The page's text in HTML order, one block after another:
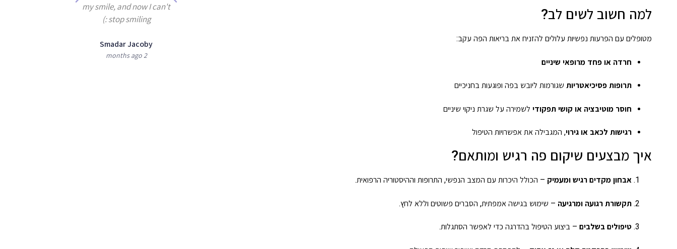
למה חשוב לשים לב?
מטופלים עם הפרעות נפשיות עלולים להזניח את בריאות הפה עקב:
חרדה או פחד מרופאי שיניים
תרופות פסיכיאטריות שגורמות ליובש בפה ופוגעות בחניכיים
חוסר מוטיבציה או קושי תפקודי לשמירה על שגרת ניקוי שיניים
רגישות לכאב או גירוי, המגבילה את אפשרויות הטיפול
איך מבצעים שיקום פה רגיש ומותאם?
אבחון מקדים רגיש ומעמיק – הכולל היכרות עם המצב הנפשי, התרופות וההיסטוריה הרפואית.
תקשורת רגועה ומרגיעה – שימוש בגישה אמפתית, הסברים פשוטים וללא לחץ.
טיפולים בשלבים – ביצוע הטיפול בהדרגה כדי לאפשר הסתגלות.
my smile, and now I can't
stop smiling :)
Smadar Jacoby
2 months ago